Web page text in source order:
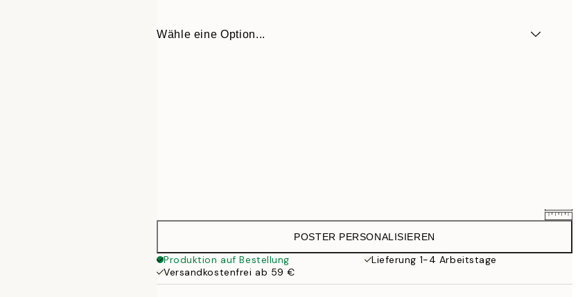
Wähle eine Option...
31,95 €
41,95 €
POSTER PERSONALISIEREN
Produktion auf Bestellung
Lieferung 1-4 Arbeitstage
Versandkostenfrei ab 59 €